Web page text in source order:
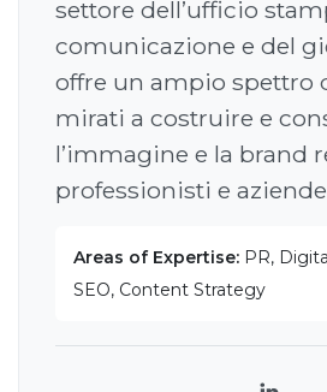
settore dell’ufficio
comunicazione e del
offre un ampio spettro
mirati a costruire e
l’immagine e la brand
professionisti e
Areas of Expertise: PR,
SEO, Content Strategy